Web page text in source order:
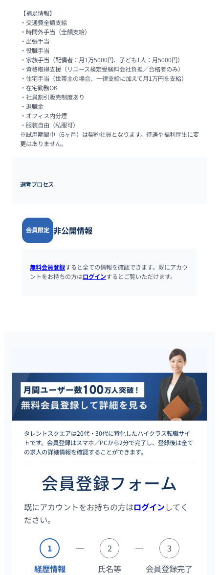
【補足情報】
・交通費全額支給
・時間外手当（全額支給）
・出張手当
・役職手当
・家族手当（配偶者：月1万5000円、子ども1人：月5000円）
・資格取得支援（リユース検定受験料会社負担／合格者のみ）
・住宅手当（世帯主の場合、一律支給に加えて月1万円を支給）
・在宅勤務OK
・社員割引販売制度あり
・退職金
・オフィス内分煙
・服装自由（私服可）
※試用期間中（6ヶ月）は契約社員となります。待遇や福利厚生に変
更はありません。
選考プロセス
会員限定 非公開情報
無料会員登録すると全ての情報を確認できます。既にアカウ
ントをお持ちの方はログインするとご覧いただけます。
タレントスクエアは20代・30代に特化したハイクラス転職サイ
トです。会員登録はスマホ／PCから2分で完了し、登録後は全て
の求人の詳細情報を確認することができます。
会員登録フォーム
既にアカウントをお持ちの方はログインしてく
ださい。
1
経歴情報
2
氏名等
3
会員登録完了